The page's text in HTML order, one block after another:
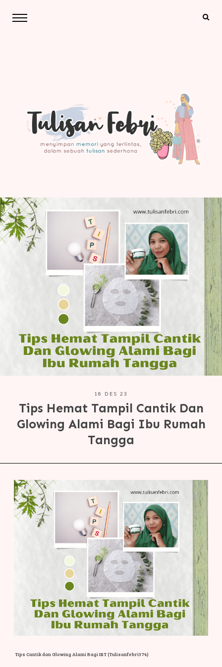
16 DES 23
Tips Hemat Tampil Cantik Dan
Glowing Alami Bagi Ibu Rumah
Tangga
Tips Cantik dan Glowing Alami Bagi IRT (Tulisanfebri374)